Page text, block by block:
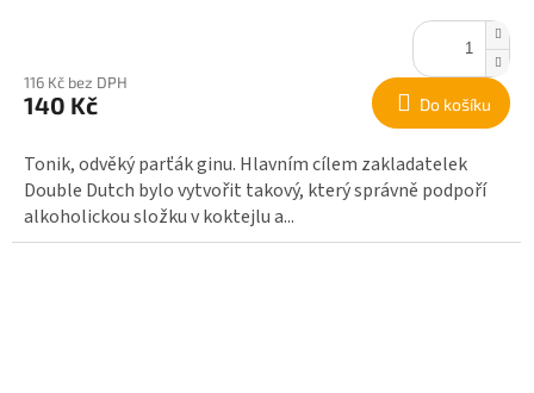
116 Kč bez DPH
140 Kč Do košíku
Tonik, odvěký parťák ginu. Hlavním cílem zakladatelek
Double Dutch bylo vytvořit takový, který správně podpoří
alkoholickou složku v koktejlu a...